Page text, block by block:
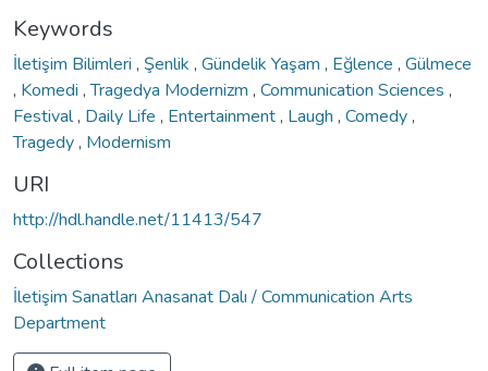
Keywords
İletişim Bilimleri , Şenlik , Gündelik Yaşam , Eğlence , Gülmece
, Komedi ,Tragedya Modernizm , Communication Sciences ,
Festival, Daily Life , Entertainment, Laugh , Comedy,
Tragedy, Modernism
URI
http://hdl.handle.net/11413/547
Collections
İletişim Sanatları Anasanat Dalı / Communication Arts
Department